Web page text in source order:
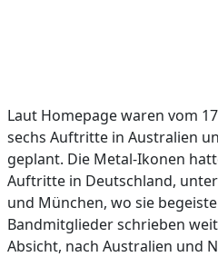
Laut Homepage waren vom
sechs Auftritte in Australien
geplant. Die Metal-Ikonen
Auftritte in Deutschland,
und München, wo sie
Bandmitglieder schrieben
Absicht, nach Australien und